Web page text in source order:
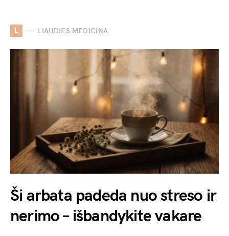
L LIAUDIES MEDICINA
Ši arbata padeda nuo streso ir
nerimo – išbandykite vakare